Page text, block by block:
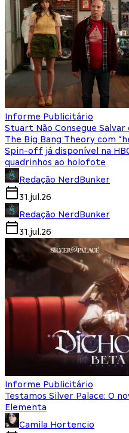
Informe Publicitário
Stuart Não Consegue
The Big Bang Theory com
Spin-off já disponível na
quadrinhos ao holofote
Redação NerdBunker
31.jul.26
Redação NerdBunker
31.jul.26
Informe Publicitário
Testamos Silver Palace: O
Elementa
Camila Hortencio